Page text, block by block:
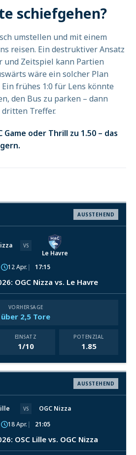
schiefgehen?
umstellen und mit einem
reisen. Ein destruktiver Ansatz
und Zeitspiel kann Partien
wäre ein solcher Plan
frühes 1:0 für Lens könnte
den Bus zu parken – dann
Treffer.
Game oder Thrill zu 1.50 – das
AUSSTEHEND
VS
Le Havre
12 Apr.
17:15
OGC Nizza vs. Le Havre
VORHERSAGE
über 2,5 Tore
EINSATZ
1/10
POTENZIAL
1.85
AUSSTEHEND
VS
OGC Nizza
18 Apr.
21:05
OSC Lille vs. OGC Nizza